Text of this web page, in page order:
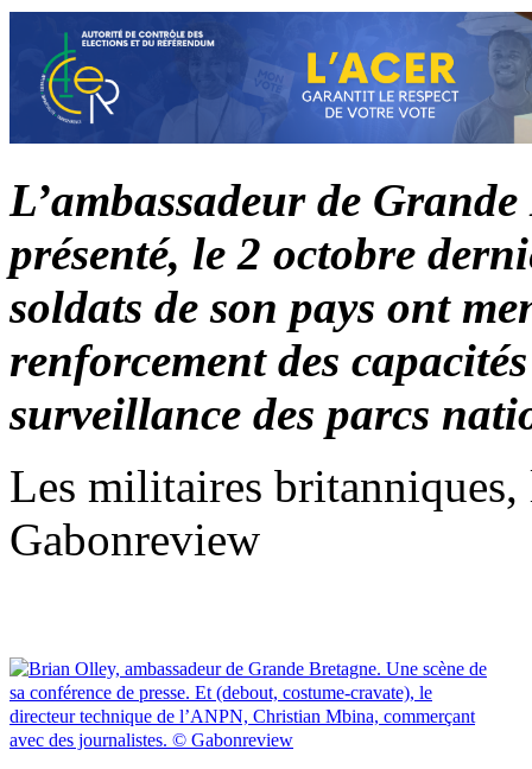
L’ambassadeur de
présenté, le 2 octobre
soldats de son pays ont
renforcement des
surveillance des parcs
Les militaires
Gabonreview